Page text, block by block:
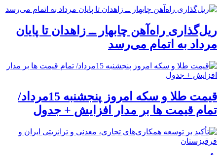
ریل‌گذاری راه‌آهن چابهار ــ زاهدان تا پایان
مرداد به اتمام می‌رسد
قیمت طلا و سکه امروز پنجشنبه 15مرداد/
تمام قیمت ها بر مدار افزایش + جدول